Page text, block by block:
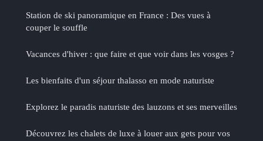
Station de ski panoramique en France : Des vues à
couper le souffle
Vacances d'hiver : que faire et que voir dans les vosges ?
Les bienfaits d'un séjour thalasso en mode naturiste
Explorez le paradis naturiste des lauzons et ses merveilles
Découvrez les chalets de luxe à louer aux gets pour vos